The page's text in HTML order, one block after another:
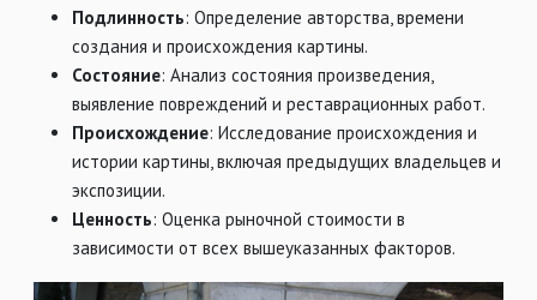
Подлинность: Определение авторства, времени
создания и происхождения картины.
Состояние: Анализ состояния произведения,
выявление повреждений и реставрационных работ.
Происхождение: Исследование происхождения и
истории картины, включая предыдущих владельцев и
экспозиции.
Ценность: Оценка рыночной стоимости в
зависимости от всех вышеуказанных факторов.